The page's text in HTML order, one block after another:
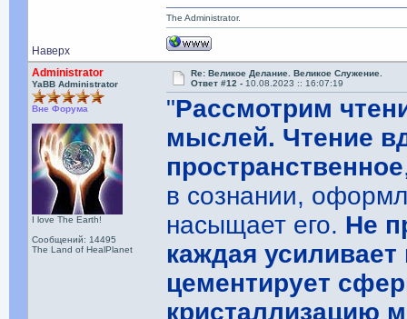
Наверх
The Administrator.
Administrator
YaBB Administrator
Вне Форума
I love The Earth!
Сообщений: 14495
The Land of HealPlanet
Re: Великое Делание. Великое Служение.
Ответ #12 - 10.08.2023 :: 16:07:19
"Рассмотрим
мыслей. Чтение
пространственное
в сознании,
насыщает его. Не
каждая
цементирует
кристаллизацию